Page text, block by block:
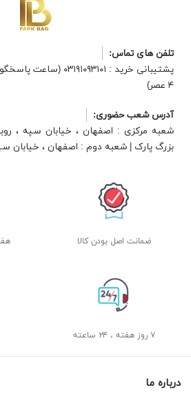
تلفن های تماس:
۴ عصر)
آدرس شعب حضوری:
شعبه مرکزی : اصفهان ، خیابان سپه ،
بزرگ پارک | شعبه دوم : اصفهان ، خیابان
ضمانت اصل بودن کالا
۷ روز هفته ، ۲۴ ساعته
درباره ما